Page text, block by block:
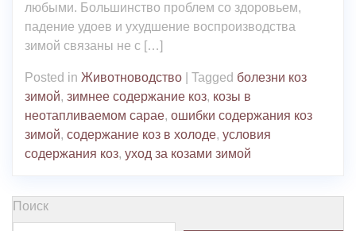
любыми. Большинство проблем со здоровьем,
падение удоев и ухудшение воспроизводства
зимой связаны не с […]
Posted in Животноводство Tagged болезни коз
зимой, зимнее содержание коз, козы в
неотапливаемом сарае, ошибки содержания коз
зимой, содержание коз в холоде, условия
содержания коз, уход за козами зимой
Поиск